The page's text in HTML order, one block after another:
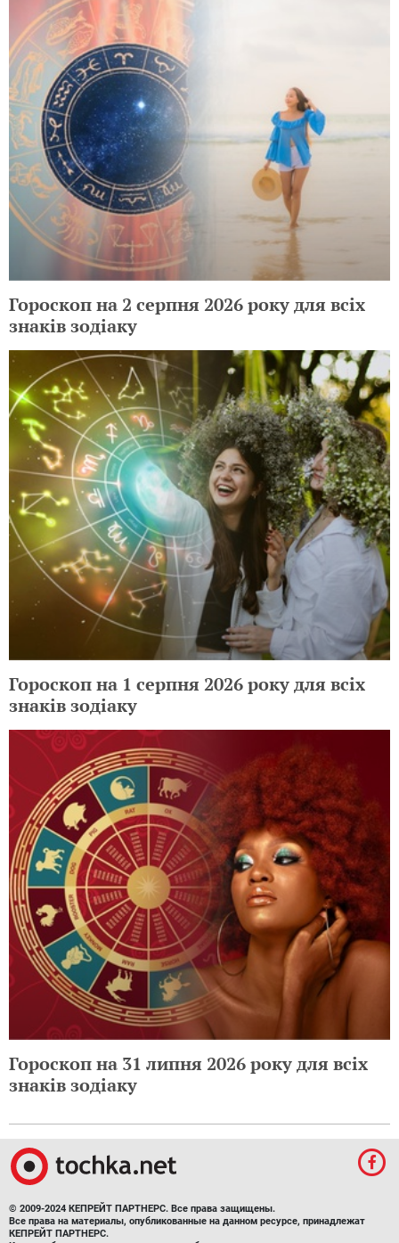
Гороскоп на 2 серпня 2026 року для всіх
знаків зодіаку
Гороскоп на 1 серпня 2026 року для всіх
знаків зодіаку
Гороскоп на 31 липня 2026 року для всіх
знаків зодіаку
© 2009-2024 КЕПРЕЙТ ПАРТНЕРС. Все права защищены.
Все права на материалы, опубликованные на данном ресурсе, принадлежат
КЕПРЕЙТ ПАРТНЕРС.